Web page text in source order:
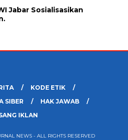
Jabar Sosialisasikan
KODE ETIK
SIBER
HAK JAWAB
IKLAN
NEWS - ALL RIGHTS RESERVED